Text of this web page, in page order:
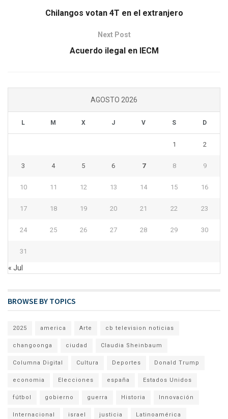
Chilangos votan 4T en el extranjero
Next Post
Acuerdo ilegal en IECM
AGOSTO 2026
L M X J V S D
1 2
3 4 5 6 7 8 9
10 11 12 13 14 15 16
17 18 19 20 21 22 23
24 25 26 27 28 29 30
31
« Jul
BROWSE BY TOPICS
2025 america Arte cb television noticias
changoonga ciudad Claudia Sheinbaum
Columna Digital Cultura Deportes Donald Trump
economia Elecciones españa Estados Unidos
fútbol gobierno guerra Historia Innovación
Internacional israel justicia Latinoamérica